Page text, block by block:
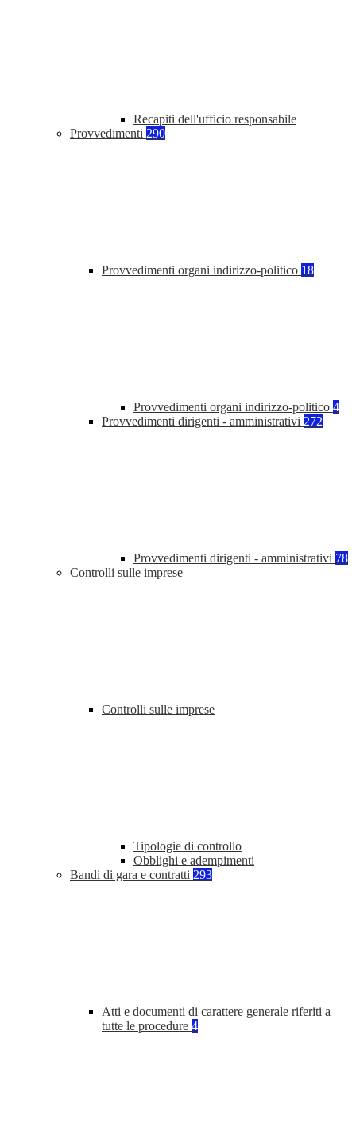
Recapiti dell'ufficio responsabile
Provvedimenti 290
Provvedimenti organi indirizzo-politico 18
Provvedimenti organi indirizzo-politico 4
Provvedimenti dirigenti - amministrativi 272
Provvedimenti dirigenti - amministrativi 78
Controlli sulle imprese
Controlli sulle imprese
Tipologie di controllo
Obblighi e adempimenti
Bandi di gara e contratti 293
Atti e documenti di carattere generale riferiti a
tutte le procedure 4